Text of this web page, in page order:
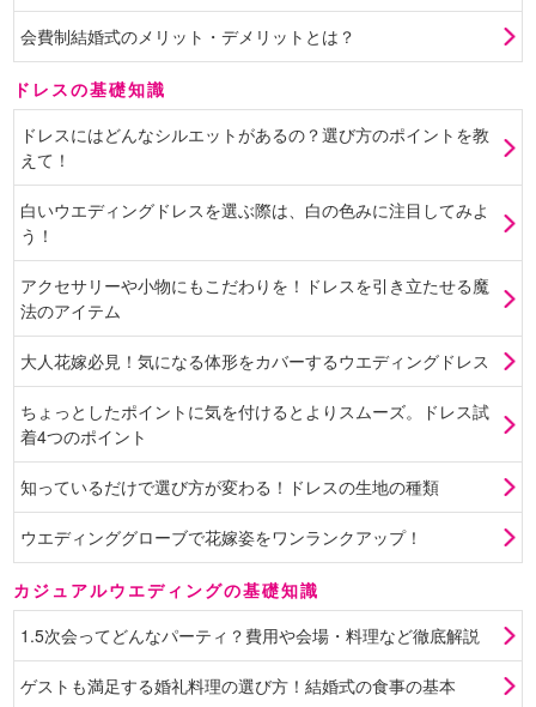
会費制結婚式のメリット・デメリットとは？
ドレスの基礎知識
ドレスにはどんなシルエットがあるの？選び方のポイントを教
えて！
白いウエディングドレスを選ぶ際は、白の色みに注目してみよ
う！
アクセサリーや小物にもこだわりを！ドレスを引き立たせる魔
法のアイテム
大人花嫁必見！気になる体形をカバーするウエディングドレス
ちょっとしたポイントに気を付けるとよりスムーズ。ドレス試
着4つのポイント
知っているだけで選び方が変わる！ドレスの生地の種類
ウエディンググローブで花嫁姿をワンランクアップ！
カジュアルウエディングの基礎知識
1.5次会ってどんなパーティ？費用や会場・料理など徹底解説
ゲストも満足する婚礼料理の選び方！結婚式の食事の基本